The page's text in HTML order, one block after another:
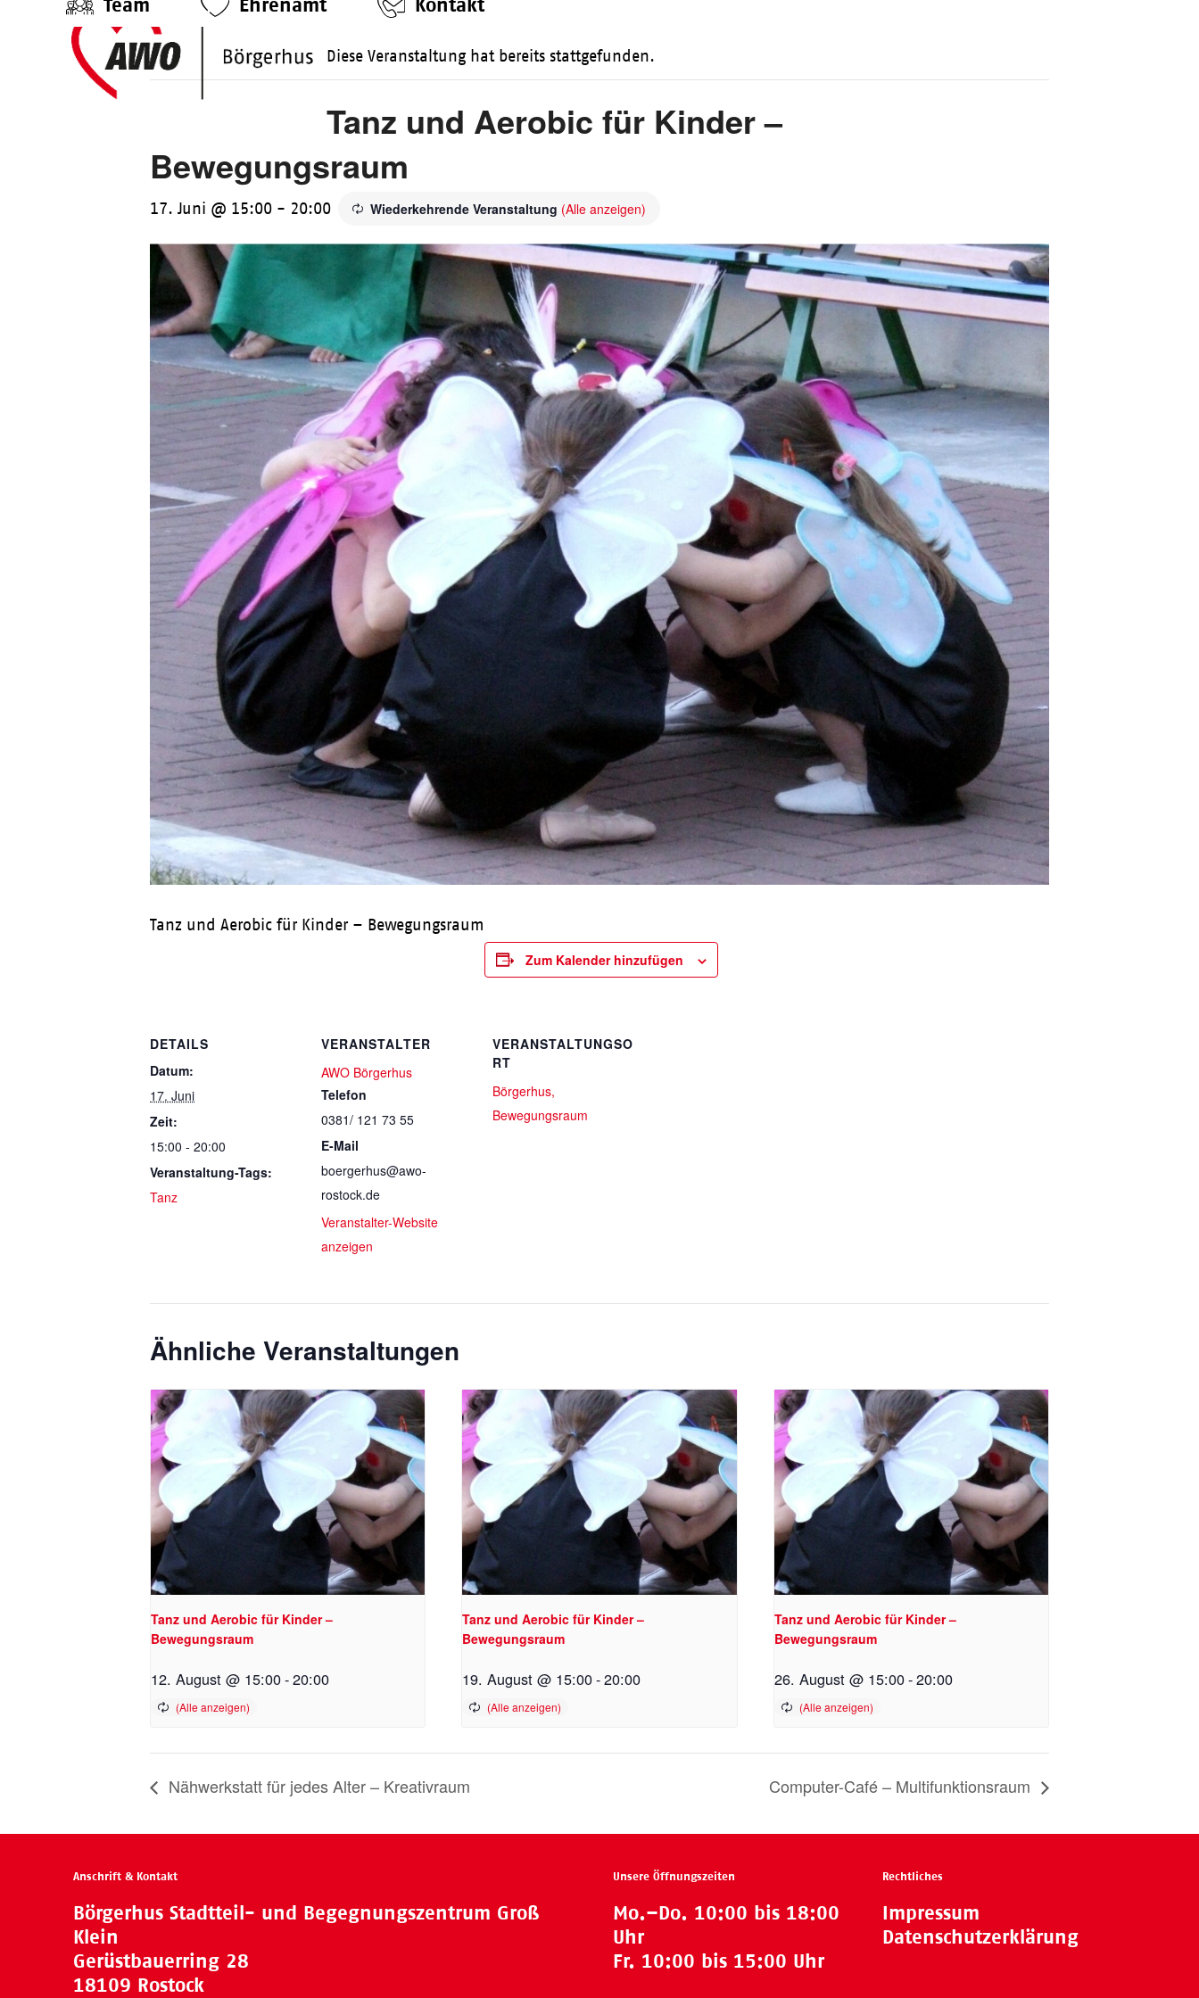
Team Ehrenamt Kontakt
Diese Veranstaltung hat bereits stattgefunden.
Tanz und Aerobic für Kinder –
Bewegungsraum
17. Juni @ 15:00 - 20:00 Wiederkehrende Veranstaltung (Alle anzeigen)
Tanz und Aerobic für Kinder – Bewegungsraum
Zum Kalender hinzufügen
DETAILS
Datum:
17. Juni
Zeit:
15:00 - 20:00
Veranstaltung-Tags:
Tanz
VERANSTALTER
AWO Börgerhus
Telefon
0381/ 121 73 55
E-Mail
boergerhus@awo-
rostock.de
Veranstalter-Website
anzeigen
VERANSTALTUNGSO
RT
Börgerhus,
Bewegungsraum
Ähnliche Veranstaltungen
Tanz und Aerobic für Kinder –
Bewegungsraum
12. August @ 15:00-20:00
Tanz und Aerobic für Kinder –
Bewegungsraum
19. August @ 15:00-20:00
Tanz und Aerobic für Kinder –
Bewegungsraum
26. August @ 15:00-20:00
Nähwerkstatt für jedes Alter – Kreativraum Computer-Café – Multifunktionsraum
Anschrift & Kontakt
Börgerhus Stadtteil- und Begegnungszentrum Groß
Klein
Gerüstbauerring 28
18109 Rostock
Unsere Öffnungszeiten
Mo.–Do. 10:00 bis 18:00
Uhr
Fr. 10:00 bis 15:00 Uhr
Rechtliches
Impressum
Datenschutzerklärung